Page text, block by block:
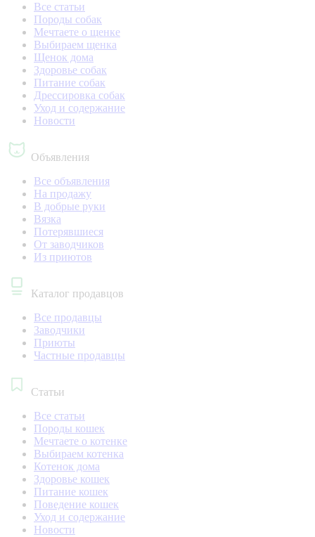
Все статьи
Породы собак
Мечтаете о щенке
Выбираем щенка
Щенок дома
Здоровье собак
Питание собак
Дрессировка собак
Уход и содержание
Новости
Объявления
Все объявления
На продажу
В добрые руки
Вязка
Потерявшиеся
От заводчиков
Из приютов
Каталог продавцов
Все продавцы
Заводчики
Приюты
Частные продавцы
Статьи
Все статьи
Породы кошек
Мечтаете о котенке
Выбираем котенка
Котенок дома
Здоровье кошек
Питание кошек
Поведение кошек
Уход и содержание
Новости